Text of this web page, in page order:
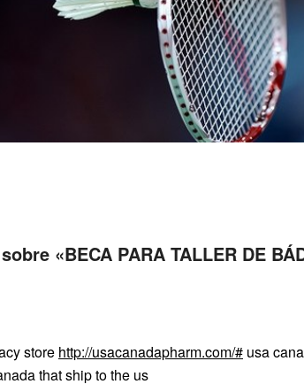
«BECA PARA TALLER DE
store http://usacanadapharm.com/# usa
that ship to the us